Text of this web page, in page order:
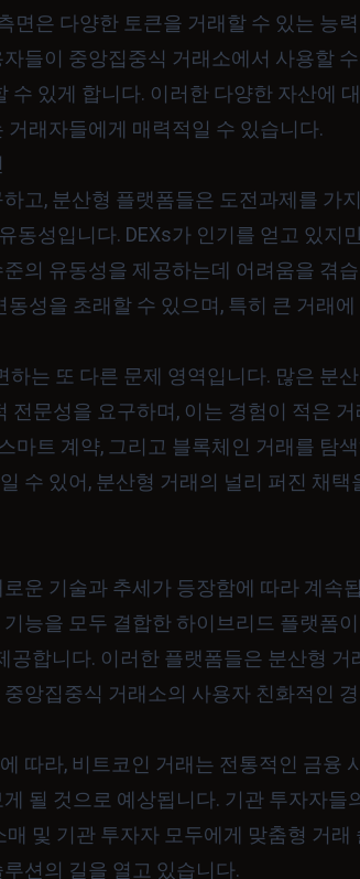
면은 다양한 토큰을 거래할 수 있는 능
들이 중앙집중식 거래소에서 사용할
수 있게 합니다. 이러한 다양한 자산에
거래자들에게 매력적일 수 있습니다.
고, 분산형 플랫폼들은 도전과제를 가
동성입니다. DEXs가 인기를 얻고 있지
의 유동성을 제공하는데 어려움을 겪
성을 초래할 수 있으며, 특히 큰 거래
하는 또 다른 문제 영역입니다. 많은 분
전문성을 요구하며, 이는 경험이 적은
마트 계약, 그리고 블록체인 거래를 탐
수 있어, 분산형 거래의 널리 퍼진 채택
운 기술과 추세가 등장함에 따라 계속
능을 모두 결합한 하이브리드 플랫폼
공합니다. 이러한 플랫폼들은 분산형 거
앙집중식 거래소의 사용자 친화적인
따라, 비트코인 거래는 전통적인 금융
될 것으로 예상됩니다. 기관 투자자들
및 기관 투자자 모두에게 맞춤형 거래
션의 길을 열고 있습니다.